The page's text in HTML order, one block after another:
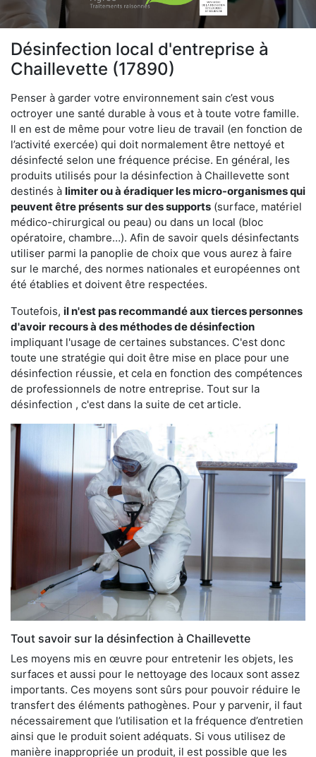
Désinfection local d'entreprise à
Chaillevette (17890)
Penser à garder votre environnement sain c’est vous
octroyer une santé durable à vous et à toute votre famille.
Il en est de même pour votre lieu de travail (en fonction de
l’activité exercée) qui doit normalement être nettoyé et
désinfecté selon une fréquence précise. En général, les
produits utilisés pour la désinfection à Chaillevette sont
destinés à limiter ou à éradiquer les micro-organismes qui
peuvent être présents sur des supports (surface, matériel
médico-chirurgical ou peau) ou dans un local (bloc
opératoire, chambre…). Afin de savoir quels désinfectants
utiliser parmi la panoplie de choix que vous aurez à faire
sur le marché, des normes nationales et européennes ont
été établies et doivent être respectées.
Toutefois, il n'est pas recommandé aux tierces personnes
d'avoir recours à des méthodes de désinfection
impliquant l'usage de certaines substances. C'est donc
toute une stratégie qui doit être mise en place pour une
désinfection réussie, et cela en fonction des compétences
de professionnels de notre entreprise. Tout sur la
désinfection , c'est dans la suite de cet article.
Tout savoir sur la désinfection à Chaillevette
Les moyens mis en œuvre pour entretenir les objets, les
surfaces et aussi pour le nettoyage des locaux sont assez
importants. Ces moyens sont sûrs pour pouvoir réduire le
transfert des éléments pathogènes. Pour y parvenir, il faut
nécessairement que l’utilisation et la fréquence d’entretien
ainsi que le produit soient adéquats. Si vous utilisez de
manière inappropriée un produit, il est possible que les